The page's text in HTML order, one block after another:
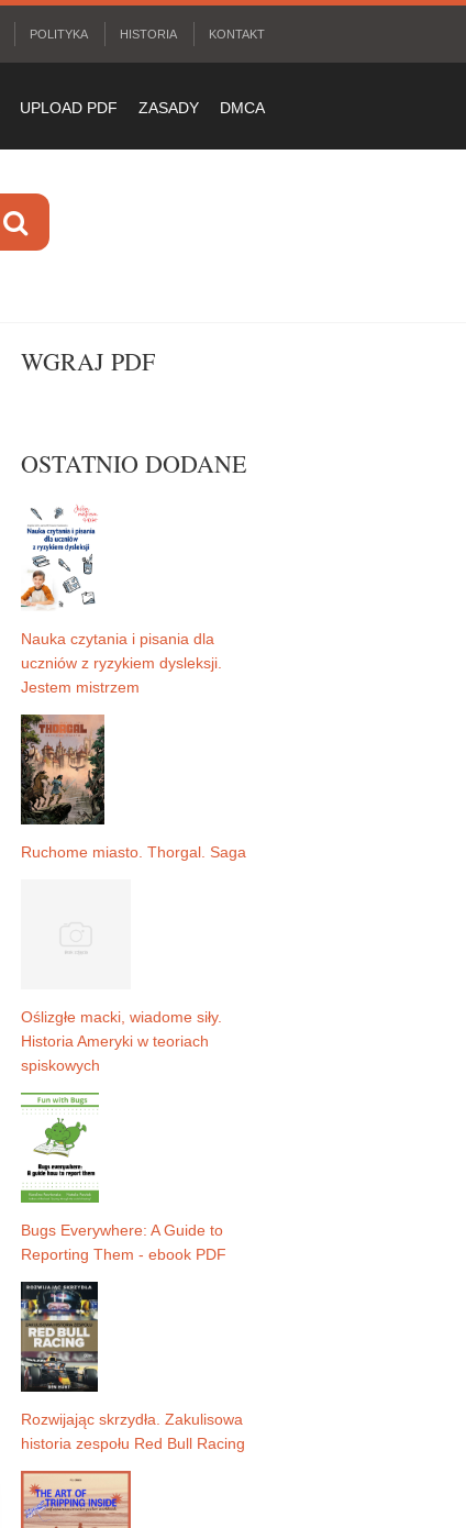
POLITYKA HISTORIA KONTAKT
UPLOAD PDF ZASADY DMCA
WGRAJ PDF
OSTATNIO DODANE
Nauka czytania i pisania dla
uczniów z ryzykiem dysleksji.
Jestem mistrzem
Ruchome miasto. Thorgal. Saga
Oślizgłe macki, wiadome siły.
Historia Ameryki w teoriach
spiskowych
Bugs Everywhere: A Guide to
Reporting Them - ebook PDF
Rozwijając skrzydła. Zakulisowa
historia zespołu Red Bull Racing